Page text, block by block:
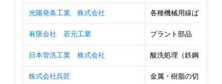
光陽発条工業 株式会社 各種機械用線ばね・板
有限会社 若元工業 プラント部品
日本管洗工業 株式会社 酸洗処理（鉄鋼材・
株式会社呉匠 金属・樹脂の切削加工